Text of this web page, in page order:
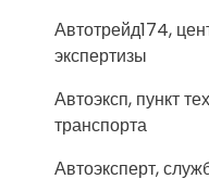
Автотрейд174,
экспертизы
Автоэксп, пункт
транспорта
Автоэксперт,